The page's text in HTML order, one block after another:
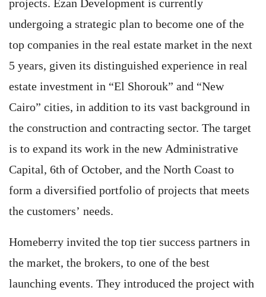
undergoing a strategic plan to become one of the
top companies in the real estate market in the next
5 years, given its distinguished experience in real
estate investment in “El Shorouk” and “New
Cairo” cities, in addition to its vast background in
the construction and contracting sector. The target
is to expand its work in the new Administrative
Capital, 6th of October, and the North Coast to
form a diversified portfolio of projects that meets
the customers’ needs.
Homeberry invited the top tier success partners in
the market, the brokers, to one of the best
launching events. They introduced the project with